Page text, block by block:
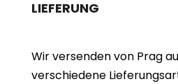
LIEFERUNG
Wir versenden von Prag
verschiedene